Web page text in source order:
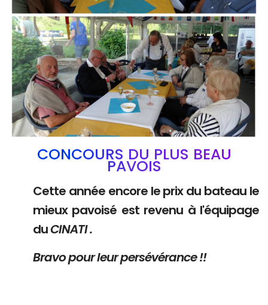
CONCOURS DU PLUS BEAU
PAVOIS
Cette année encore le prix du bateau le
mieux pavoisé est revenu à l'équipage
duCINATI .
Bravo pour leur persévérance !!